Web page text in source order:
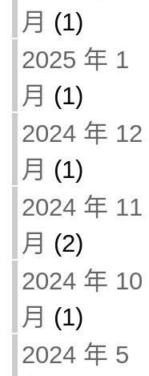
月 (1)
2025 年 1
月 (1)
2024 年 12
月 (1)
2024 年 11
月 (2)
2024 年 10
月 (1)
2024 年 5